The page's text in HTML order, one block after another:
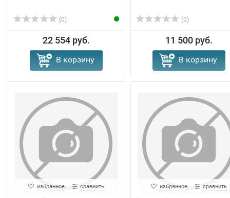
(0)
22 554 руб.
В корзину
(0)
11 500 руб.
В корзину
избранное сравнить избранное сравнить